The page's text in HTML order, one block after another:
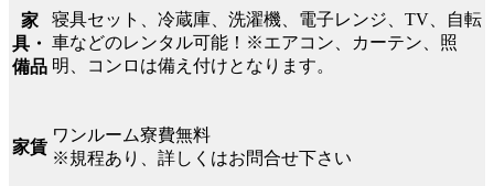
家
具・
備品
寝具セット、冷蔵庫、洗濯機、電子レンジ、TV、自転
車などのレンタル可能！※エアコン、カーテン、照
明、コンロは備え付けとなります。
家賃
ワンルーム寮費無料
※規程あり、詳しくはお問合せ下さい